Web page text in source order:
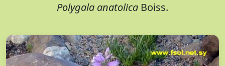
Polygala anatolica Boiss.